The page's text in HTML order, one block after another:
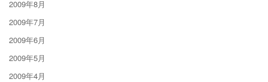
2009年8月
2009年7月
2009年6月
2009年5月
2009年4月